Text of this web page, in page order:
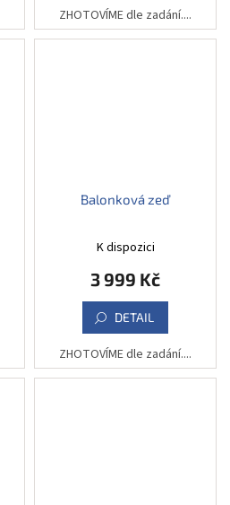
ZHOTOVÍME dle zadání....
Balonková zeď
K dispozici
3 999 Kč
DETAIL
ZHOTOVÍME dle zadání....